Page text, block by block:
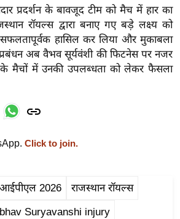
प्रदर्शन के बावजूद टीम को मैच में हार का
रॉयल्स द्वारा बनाए गए बड़े लक्ष्य को
सफलतापूर्वक हासिल कर लिया और मुकाबला
अब वैभव सूर्यवंशी की फिटनेस पर नजर
मैचों में उनकी उपलब्धता को लेकर फैसला
Click to join.
आईपीएल 2026 राजस्थान रॉयल्स
Suryavanshi injury